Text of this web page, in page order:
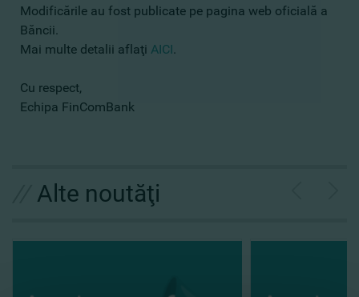
Modificările au fost publicate pe pagina web oficială a
Băncii.
Mai multe detalii aflaţi AICI.
Cu respect,
Echipa FinComBank
Alte noutăţi